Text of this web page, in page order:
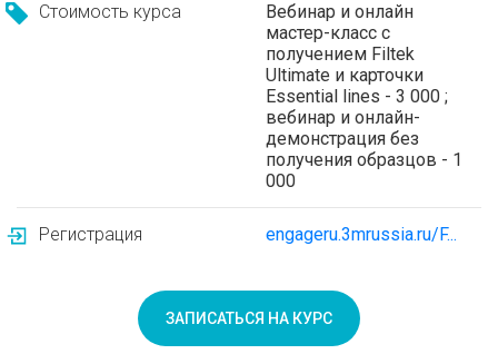
Стоимость курса
Вебинар и онлайн
мастер-класс с
получением Filtek
Ultimate и карточки
Essential lines - 3 000 ;
вебинар и онлайн-
демонстрация без
получения образцов - 1
000
Регистрация engageru.3mrussia.ru/F...
ЗАПИСАТЬСЯ НА КУРС